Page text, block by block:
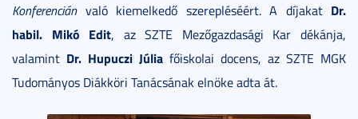
Konferenciánvaló kiemelkedő szerepléséért. A díjakat Dr.
habil. Mikó Edit, az SZTE Mezőgazdasági Kar dékánja,
valamint Dr. Hupuczi Júlia főiskolai docens, az SZTE MGK
Tudományos Diákköri Tanácsának elnöke adta át.